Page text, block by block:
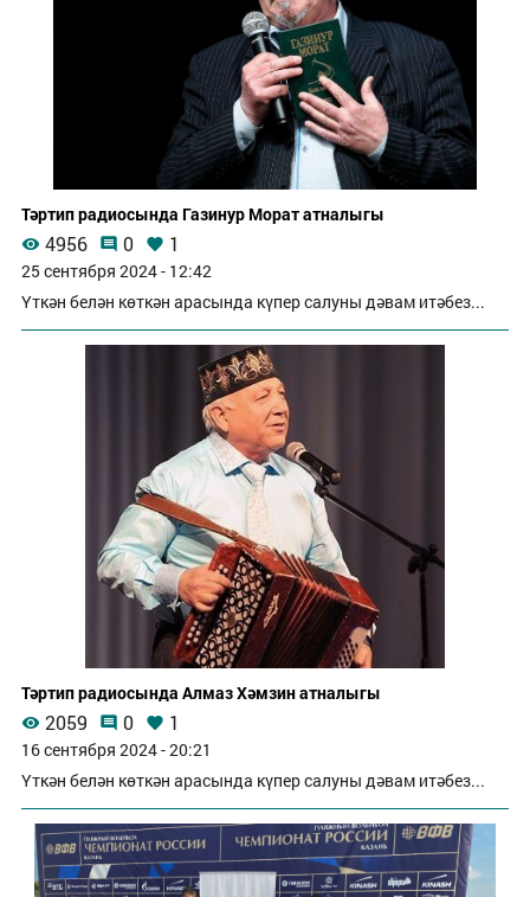
Тәртип радиосында Газинур Морат атналыгы
4956 0 1
25 сентября 2024 - 12:42
Үткән белән көткән арасында күпер салуны дәвам итәбез...
Тәртип радиосында Алмаз Хәмзин атналыгы
2059 0 1
16 сентября 2024 - 20:21
Үткән белән көткән арасында күпер салуны дәвам итәбез...